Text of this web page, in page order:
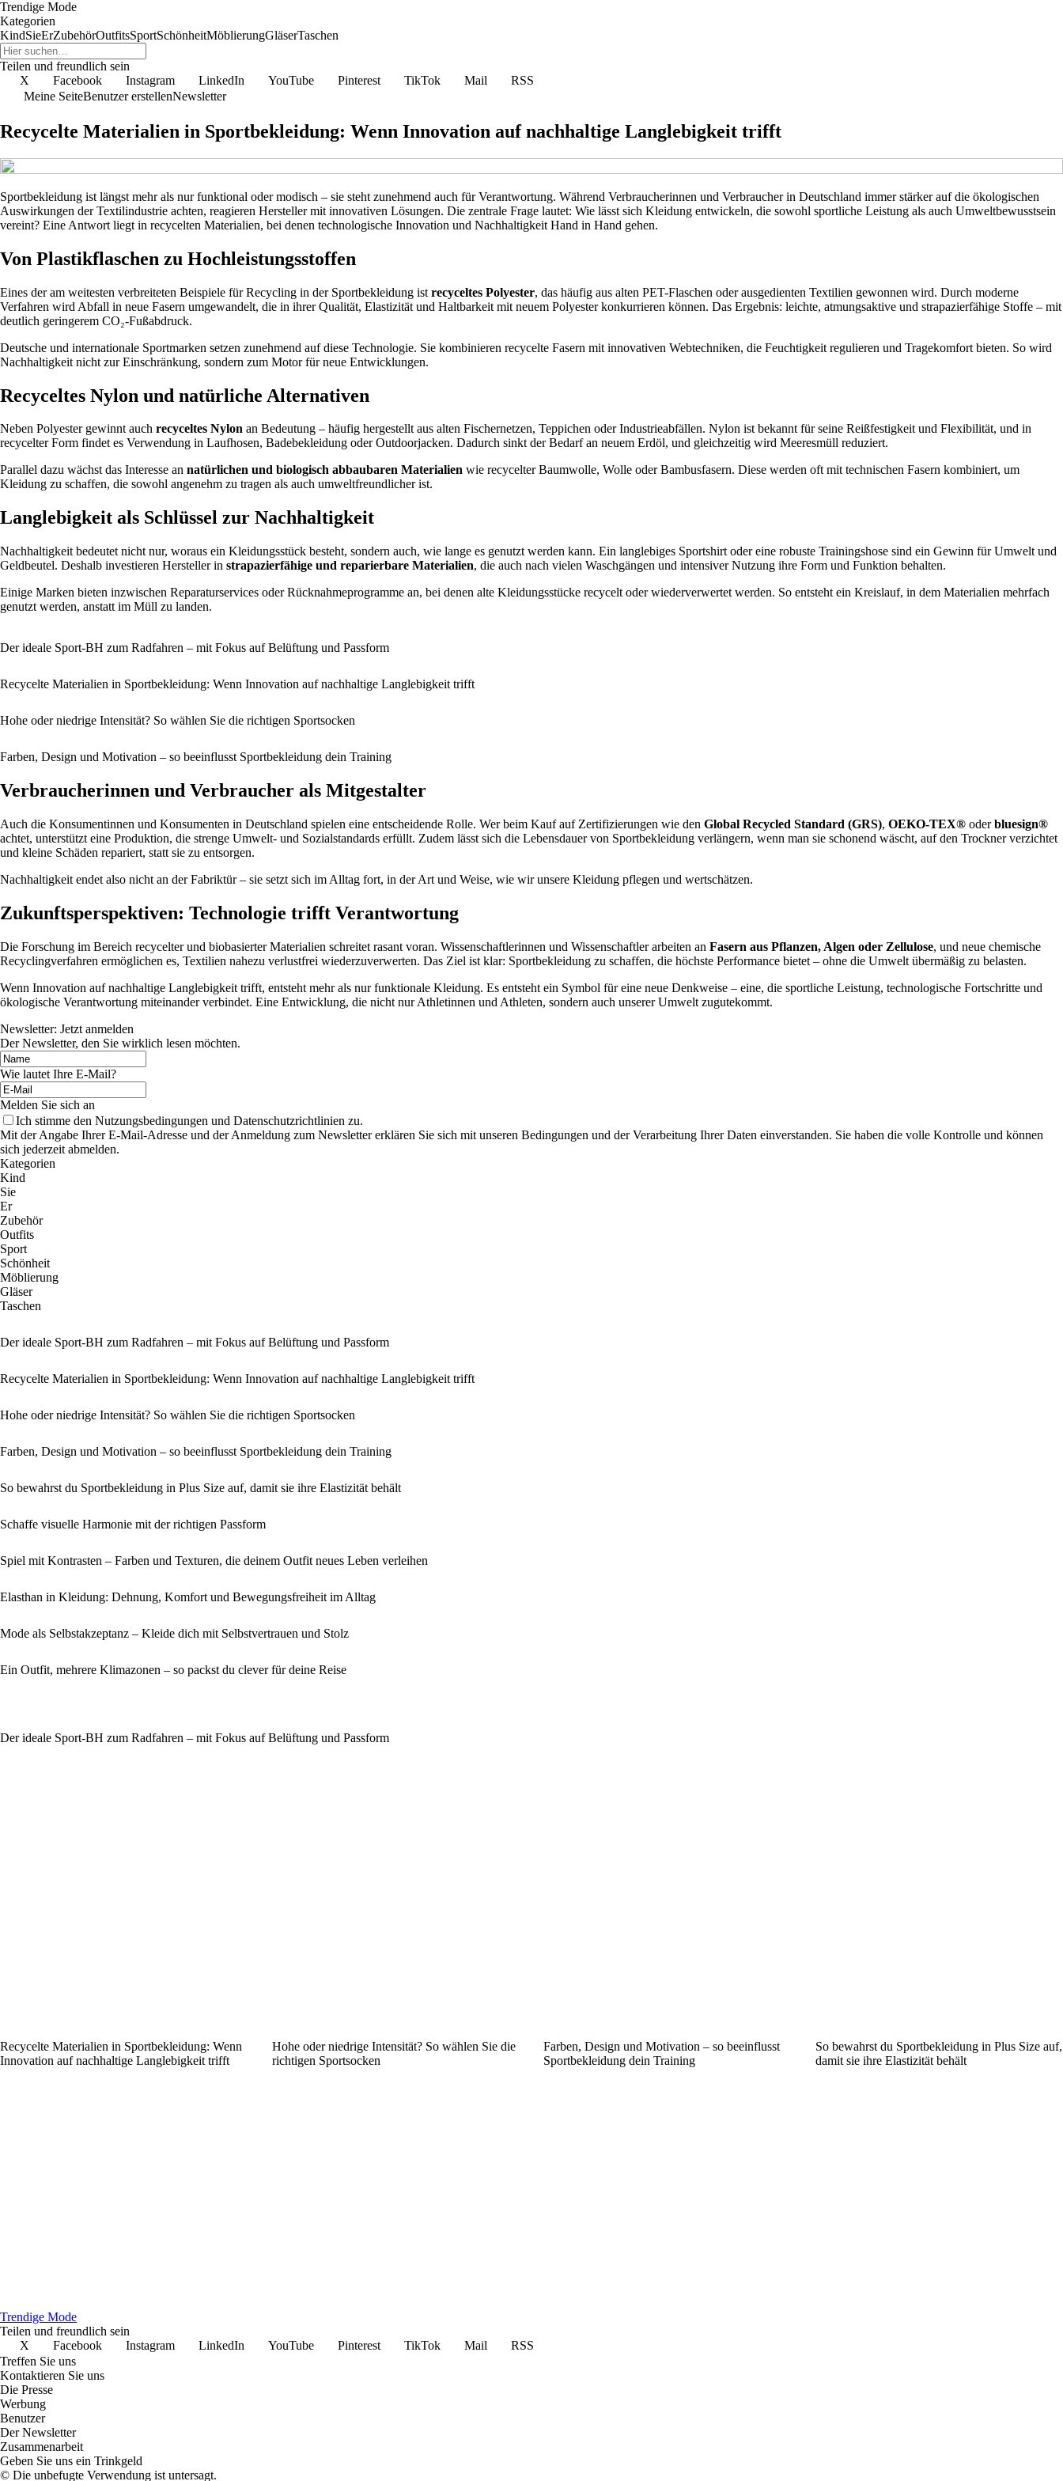
Trendige Mode
Kategorien
KindSieErZubehörOutfitsSportSchönheitMöblierungGläserTaschen
Teilen und freundlich sein
X
Facebook Instagram LinkedIn YouTube Pinterest TikTok Mail
RSS
Meine SeiteBenutzer erstellenNewsletter
Recycelte Materialien in Sportbekleidung: Wenn Innovation auf nachhaltige Langlebigkeit trifft
Sportbekleidung ist längst mehr als nur funktional oder modisch – sie steht zunehmend auch für Verantwortung. Während Verbraucherinnen und Verbraucher in Deutschland immer stärker auf die ökologischen
Auswirkungen der Textilindustrie achten, reagieren Hersteller mit innovativen Lösungen. Die zentrale Frage lautet: Wie lässt sich Kleidung entwickeln, die sowohl sportliche Leistung als auch Umweltbewusstsein
vereint? Eine Antwort liegt in recycelten Materialien, bei denen technologische Innovation und Nachhaltigkeit Hand in Hand gehen.
Von Plastikflaschen zu Hochleistungsstoffen
Eines der am weitesten verbreiteten Beispiele für Recycling in der Sportbekleidung ist recyceltes Polyester, das häufig aus alten PET-Flaschen oder ausgedienten Textilien gewonnen wird. Durch moderne
Verfahren wird Abfall in neue Fasern umgewandelt, die in ihrer Qualität, Elastizität und Haltbarkeit mit neuem Polyester konkurrieren können. Das Ergebnis: leichte, atmungsaktive und strapazierfähige Stoffe – mit
deutlich geringerem CO₂-Fußabdruck.
Deutsche und internationale Sportmarken setzen zunehmend auf diese Technologie. Sie kombinieren recycelte Fasern mit innovativen Webtechniken, die Feuchtigkeit regulieren und Tragekomfort bieten. So wird
Nachhaltigkeit nicht zur Einschränkung, sondern zum Motor für neue Entwicklungen.
Recyceltes Nylon und natürliche Alternativen
Neben Polyester gewinnt auch recyceltes Nylon an Bedeutung – häufig hergestellt aus alten Fischernetzen, Teppichen oder Industrieabfällen. Nylon ist bekannt für seine Reißfestigkeit und Flexibilität, und in
recycelter Form findet es Verwendung in Laufhosen, Badebekleidung oder Outdoorjacken. Dadurch sinkt der Bedarf an neuem Erdöl, und gleichzeitig wird Meeresmüll reduziert.
Parallel dazu wächst das Interesse an natürlichen und biologisch abbaubaren Materialien wie recycelter Baumwolle, Wolle oder Bambusfasern. Diese werden oft mit technischen Fasern kombiniert, um
Kleidung zu schaffen, die sowohl angenehm zu tragen als auch umweltfreundlicher ist.
Langlebigkeit als Schlüssel zur Nachhaltigkeit
Nachhaltigkeit bedeutet nicht nur, woraus ein Kleidungsstück besteht, sondern auch, wie lange es genutzt werden kann. Ein langlebiges Sportshirt oder eine robuste Trainingshose sind ein Gewinn für Umwelt und
Geldbeutel. Deshalb investieren Hersteller in strapazierfähige und reparierbare Materialien, die auch nach vielen Waschgängen und intensiver Nutzung ihre Form und Funktion behalten.
Einige Marken bieten inzwischen Reparaturservices oder Rücknahmeprogramme an, bei denen alte Kleidungsstücke recycelt oder wiederverwertet werden. So entsteht ein Kreislauf, in dem Materialien mehrfach
genutzt werden, anstatt im Müll zu landen.
Der ideale Sport-BH zum Radfahren – mit Fokus auf Belüftung und Passform
Recycelte Materialien in Sportbekleidung: Wenn Innovation auf nachhaltige Langlebigkeit trifft
Hohe oder niedrige Intensität? So wählen Sie die richtigen Sportsocken
Farben, Design und Motivation – so beeinflusst Sportbekleidung dein Training
Verbraucherinnen und Verbraucher als Mitgestalter
Auch die Konsumentinnen und Konsumenten in Deutschland spielen eine entscheidende Rolle. Wer beim Kauf auf Zertifizierungen wie den Global Recycled Standard (GRS), OEKO-TEX® oderbluesign®
achtet, unterstützt eine Produktion, die strenge Umwelt- und Sozialstandards erfüllt. Zudem lässt sich die Lebensdauer von Sportbekleidung verlängern, wenn man sie schonend wäscht, auf den Trockner verzichtet
und kleine Schäden repariert, statt sie zu entsorgen.
Nachhaltigkeit endet also nicht an der Fabriktür – sie setzt sich im Alltag fort, in der Art und Weise, wie wir unsere Kleidung pflegen und wertschätzen.
Zukunftsperspektiven: Technologie trifft Verantwortung
Die Forschung im Bereich recycelter und biobasierter Materialien schreitet rasant voran. Wissenschaftlerinnen und Wissenschaftler arbeiten an Fasern aus Pflanzen, Algen oder Zellulose, und neue chemische
Recyclingverfahren ermöglichen es, Textilien nahezu verlustfrei wiederzuverwerten. Das Ziel ist klar: Sportbekleidung zu schaffen, die höchste Performance bietet – ohne die Umwelt übermäßig zu belasten.
Wenn Innovation auf nachhaltige Langlebigkeit trifft, entsteht mehr als nur funktionale Kleidung. Es entsteht ein Symbol für eine neue Denkweise – eine, die sportliche Leistung, technologische Fortschritte und
ökologische Verantwortung miteinander verbindet. Eine Entwicklung, die nicht nur Athletinnen und Athleten, sondern auch unserer Umwelt zugutekommt.
Newsletter: Jetzt anmelden
Der Newsletter, den Sie wirklich lesen möchten.
Wie lautet Ihre E-Mail?
Melden Sie sich an
Ich stimme den Nutzungsbedingungen und Datenschutzrichtlinien zu.
Mit der Angabe Ihrer E-Mail-Adresse und der Anmeldung zum Newsletter erklären Sie sich mit unseren Bedingungen und der Verarbeitung Ihrer Daten einverstanden. Sie haben die volle Kontrolle und können
sich jederzeit abmelden.
Kategorien
Kind
Sie
Er
Zubehör
Outfits
Sport
Schönheit
Möblierung
Gläser
Taschen
Der ideale Sport-BH zum Radfahren – mit Fokus auf Belüftung und Passform
Recycelte Materialien in Sportbekleidung: Wenn Innovation auf nachhaltige Langlebigkeit trifft
Hohe oder niedrige Intensität? So wählen Sie die richtigen Sportsocken
Farben, Design und Motivation – so beeinflusst Sportbekleidung dein Training
So bewahrst du Sportbekleidung in Plus Size auf, damit sie ihre Elastizität behält
Schaffe visuelle Harmonie mit der richtigen Passform
Spiel mit Kontrasten – Farben und Texturen, die deinem Outfit neues Leben verleihen
Elasthan in Kleidung: Dehnung, Komfort und Bewegungsfreiheit im Alltag
Mode als Selbstakzeptanz – Kleide dich mit Selbstvertrauen und Stolz
Ein Outfit, mehrere Klimazonen – so packst du clever für deine Reise
Der ideale Sport-BH zum Radfahren – mit Fokus auf Belüftung und Passform
Recycelte Materialien in Sportbekleidung: Wenn
Innovation auf nachhaltige Langlebigkeit trifft
Hohe oder niedrige Intensität? So wählen Sie die
richtigen Sportsocken
Farben, Design und Motivation – so beeinflusst
Sportbekleidung dein Training
So bewahrst du Sportbekleidung in Plus Size auf,
damit sie ihre Elastizität behält
Trendige Mode
Teilen und freundlich sein
X
Facebook Instagram LinkedIn YouTube Pinterest TikTok Mail
RSS
Treffen Sie uns
Kontaktieren Sie uns
Die Presse
Werbung
Benutzer
Der Newsletter
Zusammenarbeit
Geben Sie uns ein Trinkgeld
© Die unbefugte Verwendung ist untersagt.